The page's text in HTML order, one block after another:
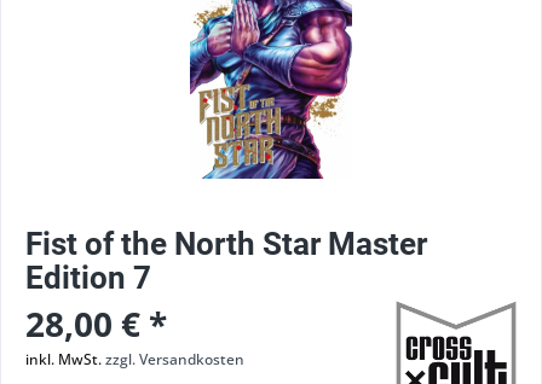
Fist of the North Star Master
Edition 7
28,00 € *
inkl. MwSt.zzgl. Versandkosten